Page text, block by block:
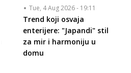
Tue, 4 Aug 2026 - 19:11
Trend koji osvaja
enterijere: "Japandi" stil
za mir i harmoniju u
domu